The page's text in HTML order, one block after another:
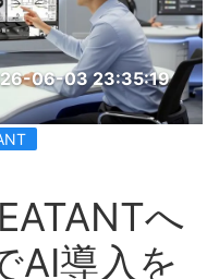
06-03 23:35:19
へ
AI導入を